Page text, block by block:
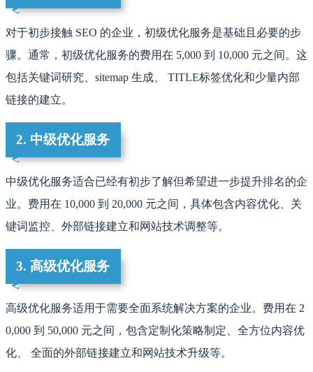
对于初步接触 SEO 的企业，初级优化服务是基础且必要的步
骤。通常，初级优化服务的费用在 5,000 到 10,000 元之间。这
包括关键词研究、sitemap 生成、 TITLE标签优化和少量内部
链接的建立。
2. 中级优化服务
中级优化服务适合已经有初步了解但希望进一步提升排名的企
业。费用在 10,000 到 20,000 元之间，具体包含内容优化、关
键词监控、外部链接建立和网站技术调整等。
3. 高级优化服务
高级优化服务适用于需要全面系统解决方案的企业。费用在 2
0,000 到 50,000 元之间，包含定制化策略制定、全方位内容优
化、
全面的外部链接建立和网站技术升级等。